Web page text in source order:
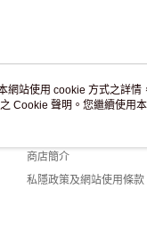
關於我們
商店簡介
私隱政策及網站使用條款
網站使用 cookie 方式之詳
Cookie 聲明。您繼續使用